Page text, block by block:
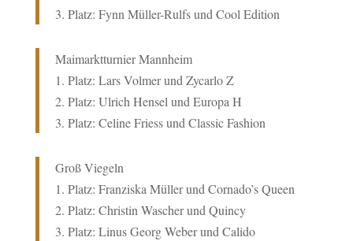
3. Platz: Fynn Müller-Rulfs und Cool Edition
Maimarktturnier Mannheim
1. Platz: Lars Volmer und Zycarlo Z
2. Platz: Ulrich Hensel und Europa H
3. Platz: Celine Friess und Classic Fashion
Groß Viegeln
1. Platz: Franziska Müller und Cornado’s Queen
2. Platz: Christin Wascher und Quincy
3. Platz: Linus Georg Weber und Calido